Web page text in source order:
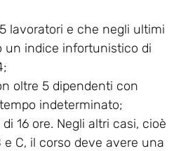
lavoratori e che negli ultimi
indice infortunistico di
oltre 5 dipendenti con
indeterminato;
16 ore. Negli altri casi, cioè
C, il corso deve avere una